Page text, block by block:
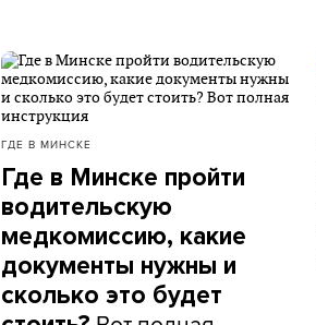
ГДЕ В МИНСКЕ
Где в Минске пройти
водительскую
медкомиссию, какие
документы нужны и
сколько это будет